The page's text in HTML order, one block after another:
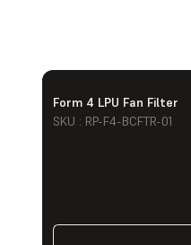
Form 4 LPU Fan Filter
SKU : RP-F4-BCFTR-01